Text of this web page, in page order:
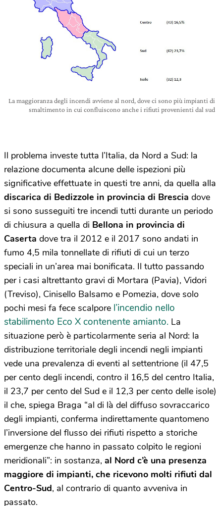
La maggioranza degli incendi avviene al nord, dove ci sono più impianti di
smaltimento in cui confluiscono anche i rifiuti provenienti dal sud
Il problema investe tutta l’Italia, da Nord a Sud: la
relazione documenta alcune delle ispezioni più
significative effettuate in questi tre anni, da quella alla
discarica di Bedizzole in provincia di Brescia dove
si sono susseguiti tre incendi tutti durante un periodo
di chiusura a quella di Bellona in provincia di
Caserta dove tra il 2012 e il 2017 sono andati in
fumo 4,5 mila tonnellate di rifiuti di cui un terzo
speciali in un’area mai bonificata. Il tutto passando
per i casi altrettanto gravi di Mortara (Pavia), Vidori
(Treviso), Cinisello Balsamo e Pomezia, dove solo
pochi mesi fa fece scalpore l’incendio nello
stabilimento Eco X contenente amianto. La
situazione però è particolarmente seria al Nord: la
distribuzione territoriale degli incendi negli impianti
vede una prevalenza di eventi al settentrione (il 47,5
per cento degli incendi, contro il 16,5 del centro Italia,
il 23,7 per cento del Sud e il 12,3 per cento delle isole)
il che, spiega Braga “al di là del diffuso sovraccarico
degli impianti, conferma indirettamente quantomeno
l’inversione del flusso dei rifiuti rispetto a storiche
emergenze che hanno in passato colpito le regioni
meridionali”: in sostanza, al Nord c’è una presenza
maggiore di impianti, che ricevono molti rifiuti dal
Centro-Sud, al contrario di quanto avveniva in
passato.